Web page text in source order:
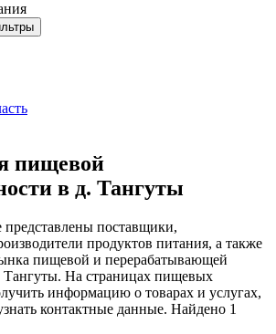
пищевой
в д. Тангуты
поставщики,
продуктов питания, а также
пищевой и перерабатывающей
На страницах пищевых
информацию о товарах и услугах,
контактные данные. Найдено 1